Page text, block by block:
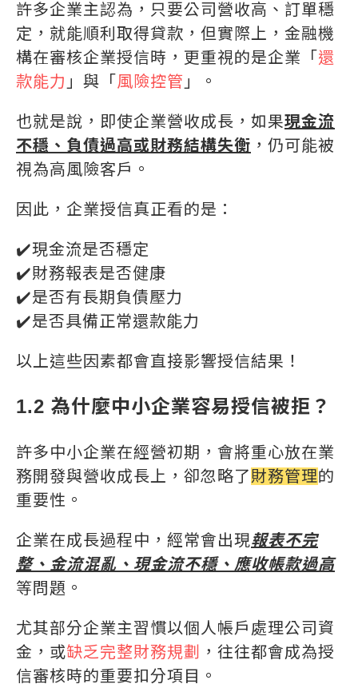
許多企業主認為，只要公司營收高、訂單穩
定，就能順利取得貸款，但實際上，金融機
構在審核企業授信時，更重視的是企業「 還
款能力 」與「 風險控管 」。
也就是說，即使企業營收成長，如果現金流
不穩、負債過高或財務結構失衡 ，仍可能被
視為高風險客戶。
因此，企業授信真正看的是：
✔️現金流是否穩定
✔️財務報表是否健康
✔️是否有長期負債壓力
✔️是否具備正常還款能力
以上這些因素都會直接影響授信結果！
1.2 為什麼中小企業容易授信被拒？
許多中小企業在經營初期，會將重心放在業
務開發與營收成長上，卻忽略了財務管理的
重要性。
企業在成長過程中，經常會出現報表不完
整、金流混亂、現金流不穩、應收帳款過高
等問題。
尤其部分企業主習慣以個人帳戶處理公司資
金，或缺乏完整財務規劃
，往往都會成為授
信審核時的重要扣分項目。